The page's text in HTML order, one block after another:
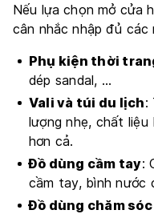
Nếu lựa chọn mở cửa
cân nhắc nhập đủ các
Phụ kiện thời
dép sandal, …
Vali và túi du lịch:
lượng nhẹ, chất
hơn cả.
Đồ dùng cầm tay:
cầm tay, bình nước
Đồ dùng chăm